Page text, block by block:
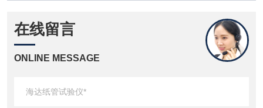
在线留言
ONLINE MESSAGE